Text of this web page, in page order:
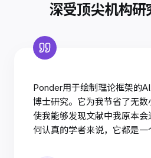
深受顶尖机构研
Ponder用于绘制理论框架的
博士研究。它为我节省了无
使我能够发现文献中我原本
何认真的学者来说，它都是一